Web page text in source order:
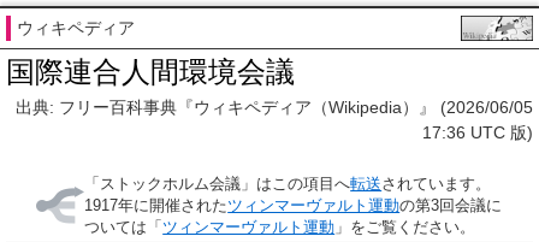
ウィキペディア
国際連合人間環境会議
出典: フリー百科事典『ウィキペディア（Wikipedia）』 (2026/06/05
17:36 UTC 版)
「 ストックホルム会議 」はこの項目へ転送されています。
1917年に開催されたツィンマーヴァルト運動の第3回会議に
ついては「 ツィンマーヴァルト運動 」をご覧ください。